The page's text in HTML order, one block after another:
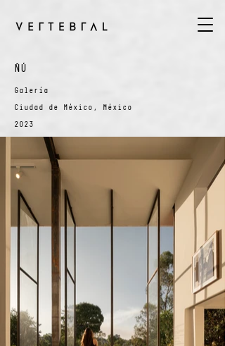
ÑÚ
Galería
Ciudad de México, México
2023